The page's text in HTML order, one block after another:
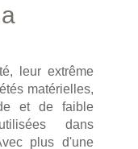
leur extrême
matérielles,
et de faible
dans
plus d'une